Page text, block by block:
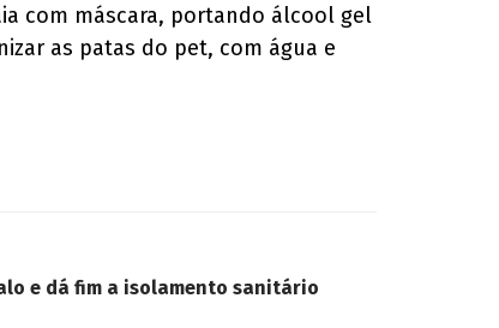
com máscara, portando álcool gel
as patas do pet, com água e
e dá fim a isolamento sanitário